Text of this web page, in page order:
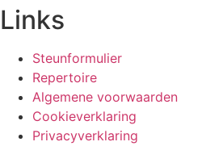
Links
Steunformulier
Repertoire
Algemene voorwaarden
Cookieverklaring
Privacyverklaring